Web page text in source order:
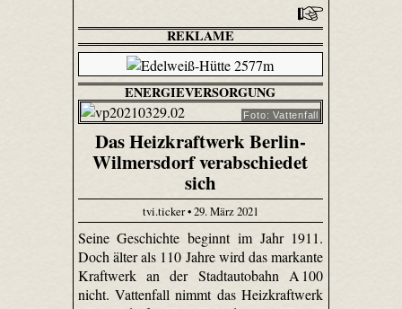
REKLAME
ENERGIEVERSORGUNG
Foto: Vattenfall
Das Heizkraftwerk Berlin-
Wilmersdorf verabschiedet
sich
tvi.ticker • 29. März 2021
Seine Geschichte beginnt im Jahr 1911.
Doch älter als 110 Jahre wird das markante
Kraftwerk an der Stadtautobahn A 100
nicht. Vattenfall nimmt das Heizkraftwerk